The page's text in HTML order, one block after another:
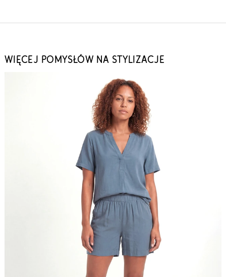
WIĘCEJ POMYSŁÓW NA STYLIZACJE